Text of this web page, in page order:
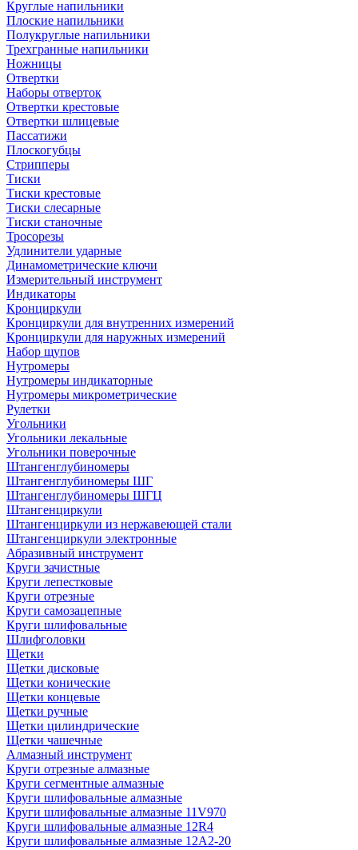
Круглые напильники
Плоские напильники
Полукруглые напильники
Трехгранные напильники
Ножницы
Отвертки
Наборы отверток
Отвертки крестовые
Отвертки шлицевые
Пассатижи
Плоскогубцы
Стрипперы
Тиски
Тиски крестовые
Тиски слесарные
Тиски станочные
Тросорезы
Удлинители ударные
Динамометрические ключи
Измерительный инструмент
Индикаторы
Кронциркули
Кронциркули для внутренних измерений
Кронциркули для наружных измерений
Набор щупов
Нутромеры
Нутромеры индикаторные
Нутромеры микрометрические
Рулетки
Угольники
Угольники лекальные
Угольники поверочные
Штангенглубиномеры
Штангенглубиномеры ШГ
Штангенглубиномеры ШГЦ
Штангенциркули
Штангенциркули из нержавеющей стали
Штангенциркули электронные
Абразивный инструмент
Круги зачистные
Круги лепестковые
Круги отрезные
Круги самозацепные
Круги шлифовальные
Шлифголовки
Щетки
Щетки дисковые
Щетки конические
Щетки концевые
Щетки ручные
Щетки цилиндрические
Щетки чашечные
Алмазный инструмент
Круги отрезные алмазные
Круги сегментные алмазные
Круги шлифовальные алмазные
Круги шлифовальные алмазные 11V970
Круги шлифовальные алмазные 12R4
Круги шлифовальные алмазные 12А2-20